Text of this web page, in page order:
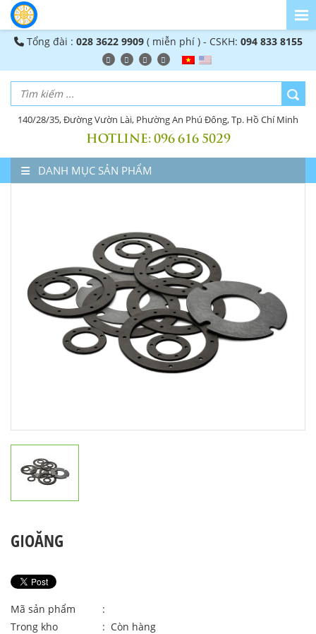
Tổng đài : 028 3622 9909( miễn phí ) - CSKH: 094 833 8155
140/28/35, Đường Vườn Lài, Phường An Phú Đông, Tp. Hồ Chí Minh
HOTLINE:096 616 5029
DANH MỤC SẢN PHẨM
GIOĂNG
Mã sản phẩm
:
Trong kho
: Còn hàng